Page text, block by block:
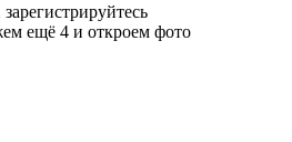
ещё 4 и откроем фото